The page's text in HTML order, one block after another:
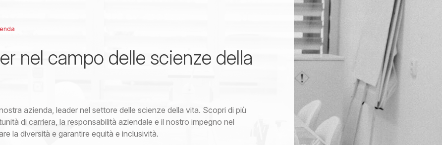
nel campo delle scienze della
azienda, leader nel settore delle scienze della vita. Scopri di più
di carriera, la responsabilità aziendale e il nostro impegno nel
la diversità e garantire equità e inclusività.